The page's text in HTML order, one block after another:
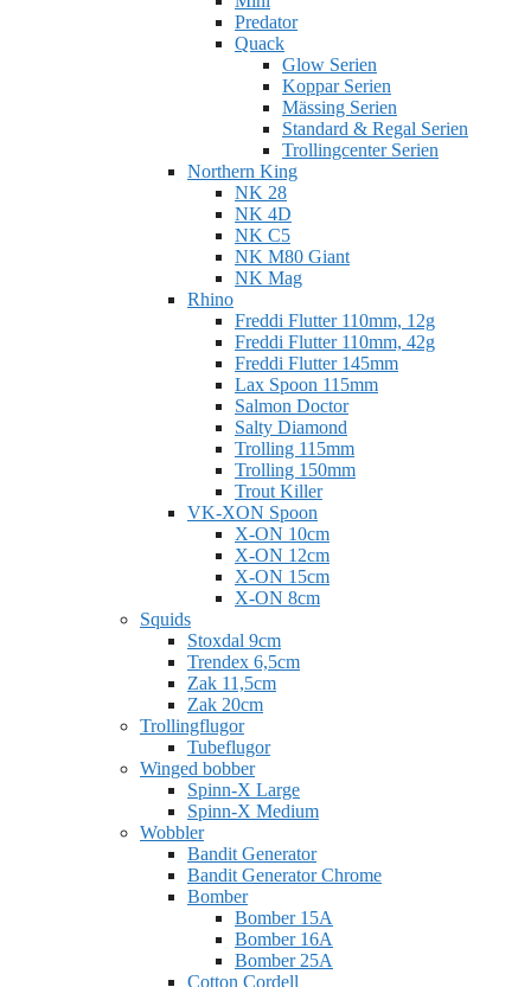
Predator
Quack
Glow Serien
Koppar Serien
Mässing Serien
Standard & Regal Serien
Trollingcenter Serien
Northern King
NK 28
NK 4D
NK C5
NK M80 Giant
NK Mag
Rhino
Freddi Flutter 110mm, 12g
Freddi Flutter 110mm, 42g
Freddi Flutter 145mm
Lax Spoon 115mm
Salmon Doctor
Salty Diamond
Trolling 115mm
Trolling 150mm
Trout Killer
VK-XON Spoon
X-ON 10cm
X-ON 12cm
X-ON 15cm
X-ON 8cm
Squids
Stoxdal 9cm
Trendex 6,5cm
Zak 11,5cm
Zak 20cm
Trollingflugor
Tubeflugor
Winged bobber
Spinn-X Large
Spinn-X Medium
Wobbler
Bandit Generator
Bandit Generator Chrome
Bomber
Bomber 15A
Bomber 16A
Bomber 25A
Cotton Cordell